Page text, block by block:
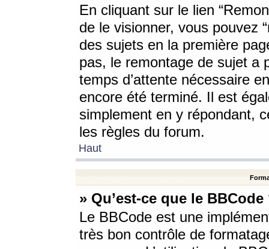
En cliquant sur le lien
de le visionner, vous pouvez
des sujets en la première
pas, le remontage de sujet a
temps d’attente nécessaire
encore été terminé. Il est
simplement en y répondant,
les règles du forum.
Haut
» Qu’est-ce que le BBCode
Le BBCode est une
très bon contrôle de